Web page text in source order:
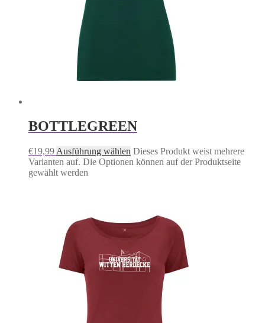
BOTTLEGREEN
€19,99 Ausführung wählen Dieses Produkt weist mehrere
Varianten auf. Die Optionen können auf der Produktseite
gewählt werden